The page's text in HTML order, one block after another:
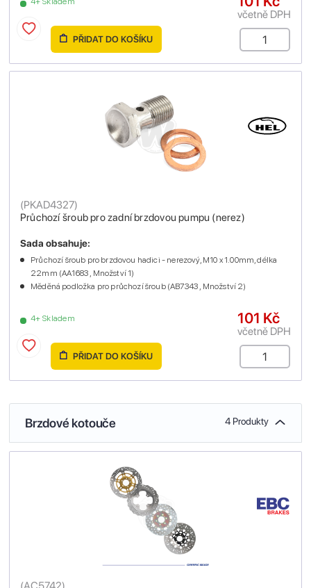
včetně DPH
PŘIDAT DO KOŠÍKU
Průchozí šroub pro zadní brzdovou pumpu (nerez)
(PKAD4327)
4+ Skladem
Sada obsahuje:
Průchozí šroub pro brzdovou hadici - nerezový, M10 x 1.00mm, délka
22mm (AA1683 , Množství 1)
Měděná podložka pro průchozí šroub (AB7343 , Množství 2)
101 Kč
včetně DPH
PŘIDAT DO KOŠÍKU
Brzdové kotouče 4 Produkty
(AC5742)